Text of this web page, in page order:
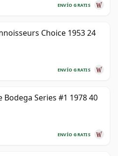
ENVÍO GRATIS
Choice 1953 24
ENVÍO GRATIS
Bodega Series #1 1978 40
ENVÍO GRATIS